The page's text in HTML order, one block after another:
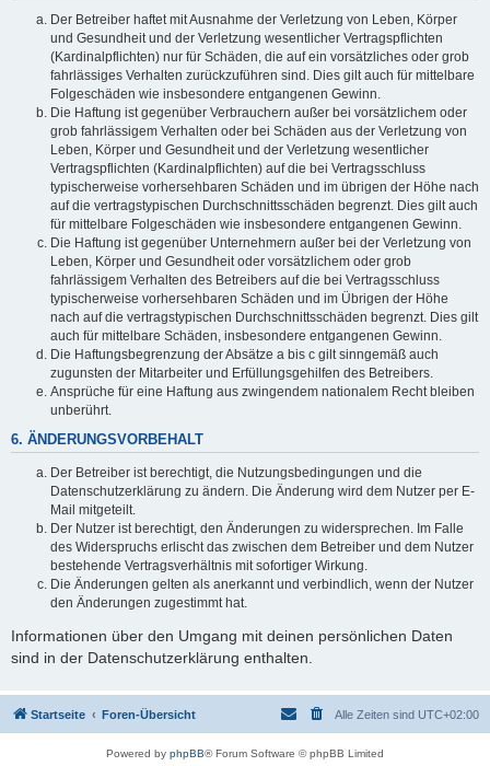
Der Betreiber haftet mit Ausnahme der Verletzung von Leben, Körper
und Gesundheit und der Verletzung wesentlicher Vertragspflichten
(Kardinalpflichten) nur für Schäden, die auf ein vorsätzliches oder grob
fahrlässiges Verhalten zurückzuführen sind. Dies gilt auch für mittelbare
Folgeschäden wie insbesondere entgangenen Gewinn.
Die Haftung ist gegenüber Verbrauchern außer bei vorsätzlichem oder
grob fahrlässigem Verhalten oder bei Schäden aus der Verletzung von
Leben, Körper und Gesundheit und der Verletzung wesentlicher
Vertragspflichten (Kardinalpflichten) auf die bei Vertragsschluss
typischerweise vorhersehbaren Schäden und im übrigen der Höhe nach
auf die vertragstypischen Durchschnittsschäden begrenzt. Dies gilt auch
für mittelbare Folgeschäden wie insbesondere entgangenen Gewinn.
Die Haftung ist gegenüber Unternehmern außer bei der Verletzung von
Leben, Körper und Gesundheit oder vorsätzlichem oder grob
fahrlässigem Verhalten des Betreibers auf die bei Vertragsschluss
typischerweise vorhersehbaren Schäden und im Übrigen der Höhe
nach auf die vertragstypischen Durchschnittsschäden begrenzt. Dies gilt
auch für mittelbare Schäden, insbesondere entgangenen Gewinn.
Die Haftungsbegrenzung der Absätze a bis c gilt sinngemäß auch
zugunsten der Mitarbeiter und Erfüllungsgehilfen des Betreibers.
Ansprüche für eine Haftung aus zwingendem nationalem Recht bleiben
unberührt.
6. ÄNDERUNGSVORBEHALT
Der Betreiber ist berechtigt, die Nutzungsbedingungen und die
Datenschutzerklärung zu ändern. Die Änderung wird dem Nutzer per E-
Mail mitgeteilt.
Der Nutzer ist berechtigt, den Änderungen zu widersprechen. Im Falle
des Widerspruchs erlischt das zwischen dem Betreiber und dem Nutzer
bestehende Vertragsverhältnis mit sofortiger Wirkung.
Die Änderungen gelten als anerkannt und verbindlich, wenn der Nutzer
den Änderungen zugestimmt hat.
Informationen über den Umgang mit deinen persönlichen Daten
sind in der Datenschutzerklärung enthalten.
Startseite Foren-Übersicht Alle Zeiten sind UTC+02:00
Powered by phpBB® Forum Software © phpBB Limited